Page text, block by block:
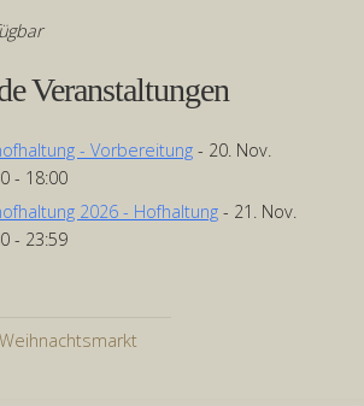
Veranstaltungen
- Vorbereitung- 20. Nov.
- 18:00
2026 - Hofhaltung- 21. Nov.
- 23:59